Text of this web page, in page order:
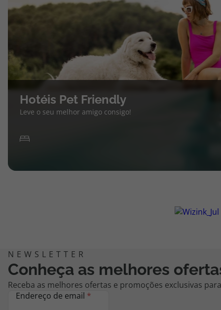
Hotéis Pet Friendly
Leve o seu melhor amigo consigo!
Conheça as melhores
Receba as melhores ofertas e promoções exclusivas
Endereço de email *